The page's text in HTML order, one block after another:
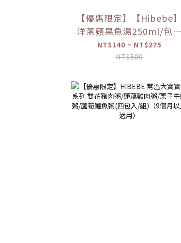
【優惠限定】【Hibebe】
洋蔥蘋果魚湯250ml/包｜
2包/盒｜虱目魚湯｜全家
共享｜6m+｜常溫｜【優
NT$140 ~ NT$275
NT$500